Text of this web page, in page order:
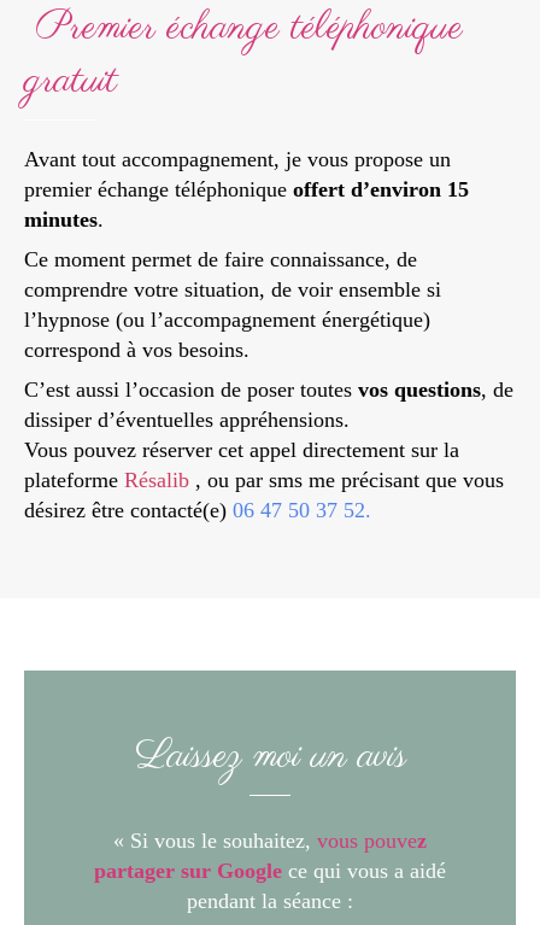
️ Premier échange téléphonique
gratuit
Avant tout accompagnement, je vous propose un
premier échange téléphonique offert d’environ 15
minutes.
Ce moment permet de faire connaissance, de
comprendre votre situation, de voir ensemble si
l’hypnose (ou l’accompagnement énergétique)
correspond à vos besoins.
C’est aussi l’occasion de poser toutes vos questions, de
dissiper d’éventuelles appréhensions.
Vous pouvez réserver cet appel directement sur la
plateforme Résalib , ou par sms me précisant que vous
désirez être contacté(e) 06 47 50 37 52.
Laissez moi un avis
« Si vous le souhaitez, vous pouvez
partager sur Google ce qui vous a aidé
pendant la séance :